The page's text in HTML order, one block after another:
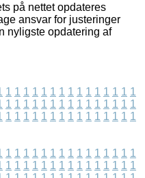
på nettet opdateres
ansvar for justeringer
nyligste opdatering af
1 1 1 1 1 1 1 1 1 1 1 1 1 1 1
1 1 1 1 1 1 1 1 1 1 1 1 1 1 1
1 1 1 1 1 1 1 1 1 1 1 1 1 1 1
1 1 1 1 1 1 1 1 1 1 1 1 1 1 1
1 1 1 1 1 1 1 1 1 1 1 1 1 1 1